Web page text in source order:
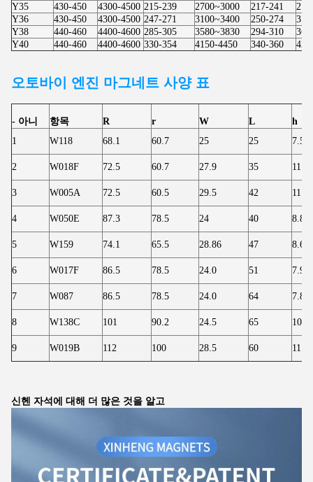
Y35
430-450 4300-4500 215-239 2700~3000 217-241
Y36
430-450 4300-4500 247-271 3100~3400 250-274
Y38
440-460 4400-4600 285-305 3580~3830 294-310
Y40
440-460 4400-4600 330-354 4150-4450 340-360
오토바이 엔진 마그네트 사양 표
- 아니 항목 R r W L
h
1
W118 68.1 60.7 25 25 7.50
2 W018F 72.5 60.7 27.9 35 11.80
3 W005A 72.5 60.5 29.5 42 11.80
4 W050E 87.3 78.5 24 40 8.80
5 W159 74.1 65.5 28.86 47 8.60
6 W017F 86.5 78.5 24.0 51 7.90
7 W087 86.5 78.5 24.0 64 7.80
8 W138C 101 90.2 24.5 65 10.8
9 W019B 112 100 28.5 60 11.90
신헨 자석에 대해 더 많은 것을 알고